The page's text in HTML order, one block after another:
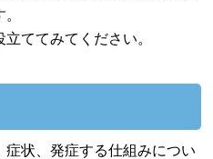
ててみてください。
状、発症する仕組みについ